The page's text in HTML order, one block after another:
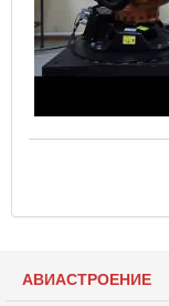
АВИАСТРОЕНИЕ